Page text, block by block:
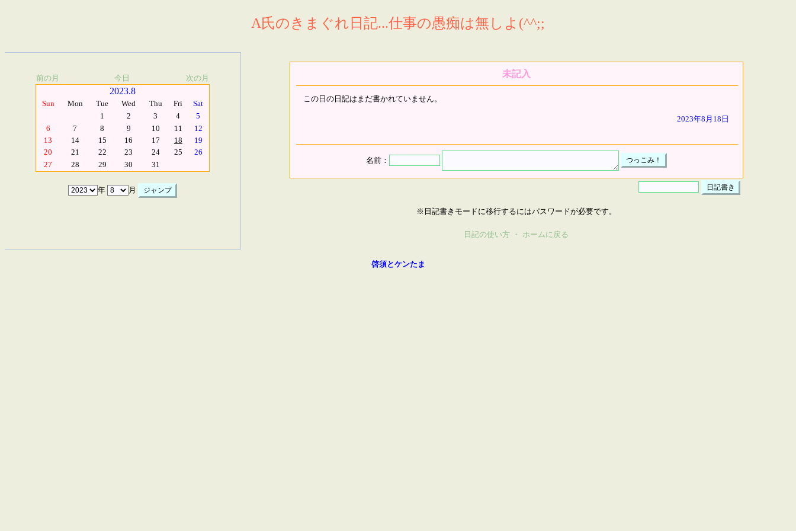
A氏のきまぐれ日記...仕事の愚痴は無しよ(^^;;
前の月 今日 次の月
2023.8
Sun Mon Tue Wed Thu Fri
Sat
1
2 3 4
5
6
7 8 9 10 11
12
13
14 15 16 17 18
19
20
21 22 23 24 25
26
27
28 29 30 31
年 月
未記入
この日の日記はまだ書かれていません。
2023年8月18日
名前：
※日記書きモードに移行するにはパスワードが必要です。
日記の使い方 ・ ホームに戻る
啓須とケンたま